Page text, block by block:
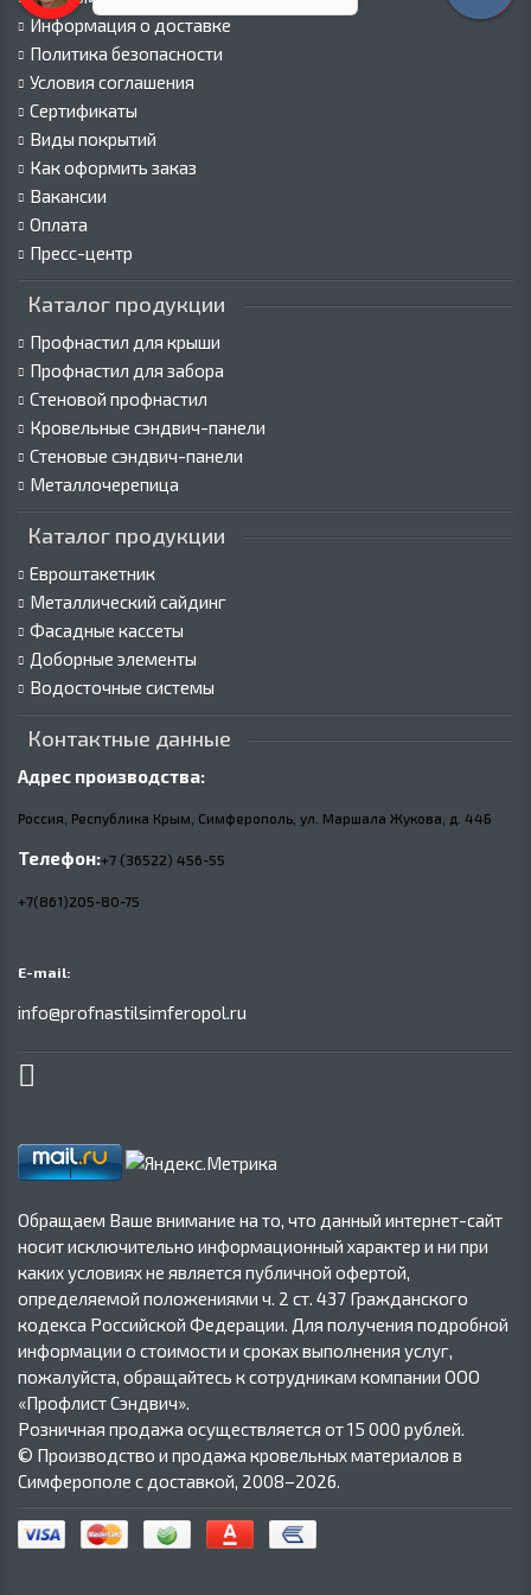
Информация о доставке
Политика безопасности
Условия соглашения
Сертификаты
Виды покрытий
Как оформить заказ
Вакансии
Оплата
Пресс-центр
Каталог продукции
Профнастил для крыши
Профнастил для забора
Стеновой профнастил
Кровельные сэндвич-панели
Стеновые сэндвич-панели
Металлочерепица
Каталог продукции
Евроштакетник
Металлический сайдинг
Фасадные кассеты
Доборные элементы
Водосточные системы
Контактные данные
Адрес производства:
Россия, Республика Крым, Симферополь, ул. Маршала Жукова, д. 44Б
Телефон:+7 (36522) 456-55
+7(861)205-80-75
E-mail:
info@profnastilsimferopol.ru
Обращаем Ваше внимание на то, что данный интернет-сайт
носит исключительно информационный характер и ни при
каких условиях не является публичной офертой,
определяемой положениями ч. 2 ст. 437 Гражданского
кодекса Российской Федерации. Для получения подробной
информации о стоимости и сроках выполнения услуг,
пожалуйста, обращайтесь к сотрудникам компании ООО
«Профлист Сэндвич».
Розничная продажа осуществляется от 15 000 рублей.
© Производство и продажа кровельных материалов в
Симферополе с доставкой, 2008–2026.